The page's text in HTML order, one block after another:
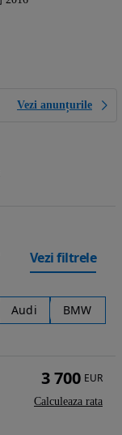
Vezi anunțurile
Vezi filtrele
Audi BMW
3 700 EUR
Calculeaza rata